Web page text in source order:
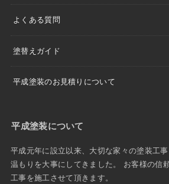
よくある質問
塗替えガイド
平成塗装のお見積りについて
平成塗装について
平成元年に設立以来、大切な家々の塗装工
温もりを大事にしてきました。 お客様の信
工事を施工させて頂きます。